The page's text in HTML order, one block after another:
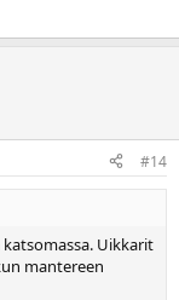
#14
katsomassa. Uikkarit
mantereen